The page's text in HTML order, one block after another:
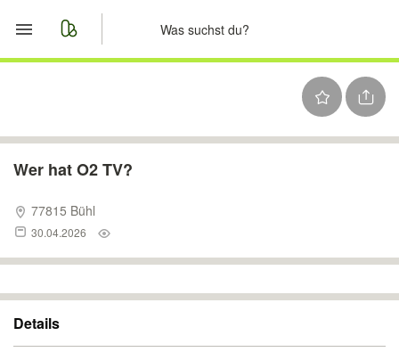
Nachrichten
Anzeige aufgeben
Wer hat O2 TV?
77815 Bühl
30.04.2026
Details